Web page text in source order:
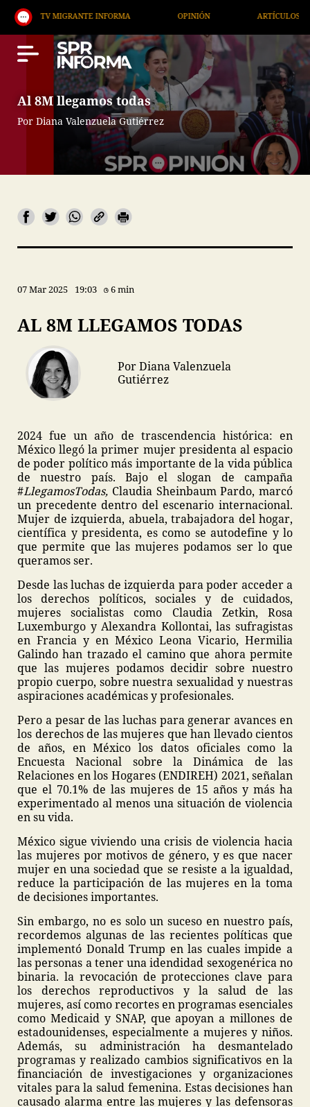
TV MIGRANTE INFORMA ARTÍCULOS
Al 8M llegamos todas
Por Diana Valenzuela Gutiérrez
07 Mar 2025 19:03 6 min
AL 8M LLEGAMOS TODAS
Por Diana Valenzuela
Gutiérrez
2024 fue un año de trascendencia histórica: en
México llegó la primer mujer presidenta al espacio
de poder político más importante de la vida pública
de nuestro país. Bajo el slogan de campaña
#LlegamosTodas, Claudia Sheinbaum Pardo, marcó
un precedente dentro del escenario internacional.
Mujer de izquierda, abuela, trabajadora del hogar,
científica y presidenta, es como se autodefine y lo
que permite que las mujeres podamos ser lo que
queramos ser.
Desde las luchas de izquierda para poder acceder a
los derechos políticos, sociales y de cuidados,
mujeres socialistas como Claudia Zetkin, Rosa
Luxemburgo y Alexandra Kollontai, las sufragistas
en Francia y en México Leona Vicario, Hermilia
Galindo han trazado el camino que ahora permite
que las mujeres podamos decidir sobre nuestro
propio cuerpo, sobre nuestra sexualidad y nuestras
aspiraciones académicas y profesionales.
Pero a pesar de las luchas para generar avances en
los derechos de las mujeres que han llevado cientos
de años, en México los datos oficiales como la
Encuesta Nacional sobre la Dinámica de las
Relaciones en los Hogares (ENDIREH) 2021, señalan
que el 70.1% de las mujeres de 15 años y más ha
experimentado al menos una situación de violencia
en su vida.
México sigue viviendo una crisis de violencia hacia
las mujeres por motivos de género, y es que nacer
mujer en una sociedad que se resiste a la igualdad,
reduce la participación de las mujeres en la toma
de decisiones importantes.
Sin embargo, no es solo un suceso en nuestro país,
recordemos algunas de las recientes políticas que
implementó Donald Trump en las cuales impide a
las personas a tener una idendidad sexogenérica no
binaria. la revocación de protecciones clave para
los derechos reproductivos y la salud de las
mujeres, así como recortes en programas esenciales
como Medicaid y SNAP, que apoyan a millones de
estadounidenses, especialmente a mujeres y niños.
Además, su administración ha desmantelado
programas y realizado cambios significativos en la
financiación de investigaciones y organizaciones
vitales para la salud femenina. Estas decisiones han
causado alarma entre las mujeres y las defensoras